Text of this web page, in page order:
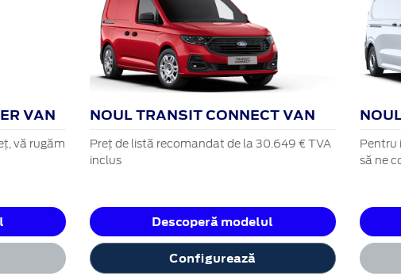
VAN
vă rugăm
NOUL TRANSIT CONNECT VAN
Preț de listă recomandat de la 30.649 € TVA
inclus
Descoperă modelul
Configurează
Pentru
să ne